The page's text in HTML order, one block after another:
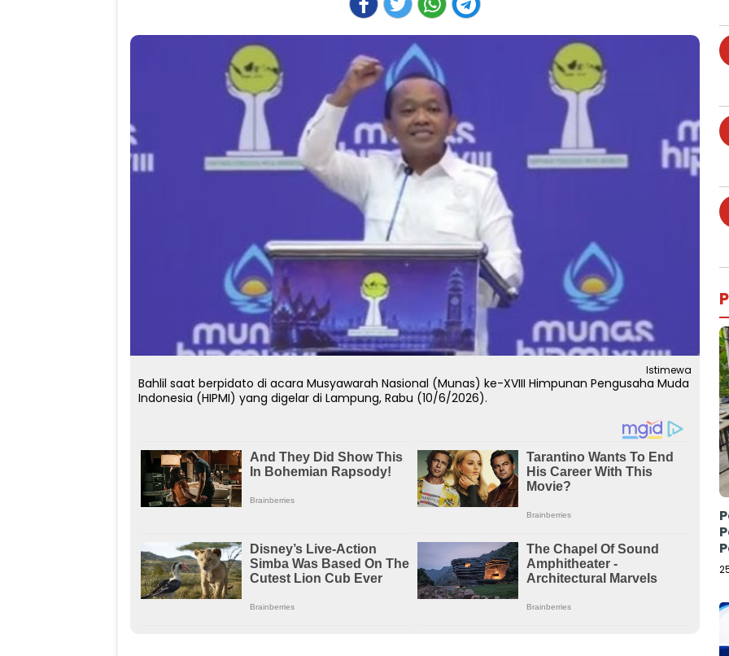
Istimewa
Bahlil saat berpidato di acara Musyawarah Nasional (Munas) ke-XVIII Himpunan Pengusaha Muda
Indonesia (HIPMI) yang digelar di Lampung, Rabu (10/6/2026).